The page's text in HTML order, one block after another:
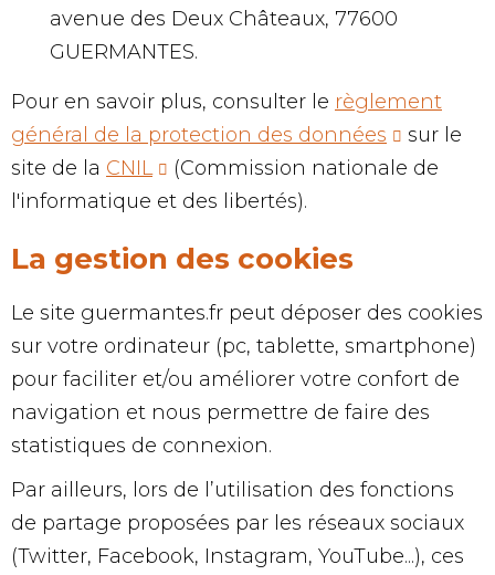
avenue des Deux Châteaux, 77600
GUERMANTES.
Pour en savoir plus, consulter le règlement
général de la protection des données
sur le
site de la CNIL
(Commission nationale de
l'informatique et des libertés).
La gestion des cookies
Le site guermantes.fr peut déposer des cookies
sur votre ordinateur (pc, tablette, smartphone)
pour faciliter et/ou améliorer votre confort de
navigation et nous permettre de faire des
statistiques de connexion.
Par ailleurs, lors de l’utilisation des fonctions
de partage proposées par les réseaux sociaux
(Twitter, Facebook, Instagram, YouTube...), ces